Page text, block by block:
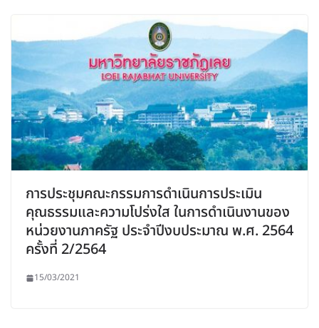
การประชุมคณะกรรมการดำเนินการประเมิน
คุณธรรมและความโปร่งใส ในการดำเนินงานของ
หน่วยงานภาครัฐ ประจำปีงบประมาณ พ.ศ. 2564
ครั้งที่ 2/2564
15/03/2021